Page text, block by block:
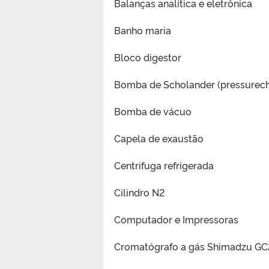
Balanças analítica e eletrônica
Banho maria
Bloco digestor
Bomba de Scholander
Bomba de vácuo
Capela de exaustão
Centrifuga refrigerada
Cilindro N2
Computador e Impressoras
Cromatógrafo a gás Shimadzu